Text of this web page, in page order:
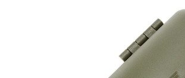
Inténtalo de nuevo.
Reintentar